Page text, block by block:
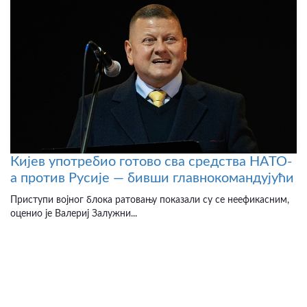
Кијев употребио готово сва средства НАТО-
а против Русије — бивши главнокомандујући
Приступи војног блока ратовању показали су се неефикасним,
оценио је Валериј Залужни...